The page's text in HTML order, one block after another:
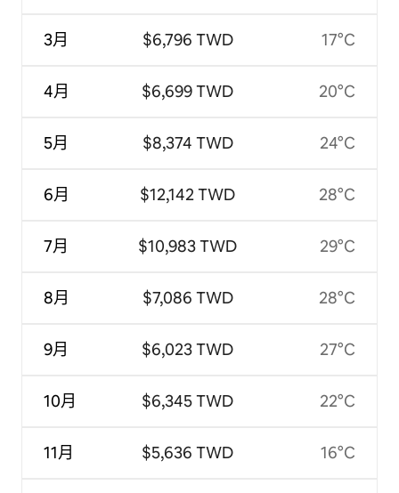
3月
4月
5月
6月
7月
8月
9月
10月
11月
$6,796 TWD
$6,699 TWD
$8,374 TWD
$12,142 TWD
$10,983 TWD
$7,086 TWD
$6,023 TWD
$6,345 TWD
$5,636 TWD
17°C
20°C
24°C
28°C
29°C
28°C
27°C
22°C
16°C